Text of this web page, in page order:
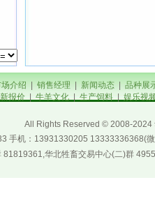
介绍 销售经理 新闻动态| 品种展
报价
牛羊文化 生产饲料 娱乐视
All Rights Reserved © 2008-2024
手机：13931330205 13333336368(
81819361,华北牲畜交易中心(二)群